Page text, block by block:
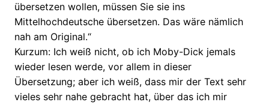
übersetzen wollen, müssen Sie sie ins
Mittelhochdeutsche übersetzen. Das wäre nämlich
nah am Original.“
Kurzum: Ich weiß nicht, ob ich Moby-Dick jemals
wieder lesen werde, vor allem in dieser
Übersetzung; aber ich weiß, dass mir der Text sehr
vieles sehr nahe gebracht hat, über das ich mir